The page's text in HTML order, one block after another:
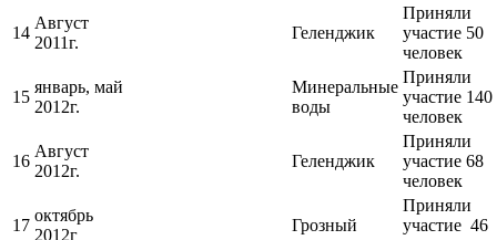
14
Август
2011г.
Геленджик
Приняли
участие 50
человек
15
январь, май
2012г.
Минеральные
воды
Приняли
участие 140
человек
16
Август
2012г.
Геленджик
Приняли
участие 68
человек
17
октябрь
2012г
Грозный
Приняли
участие 46